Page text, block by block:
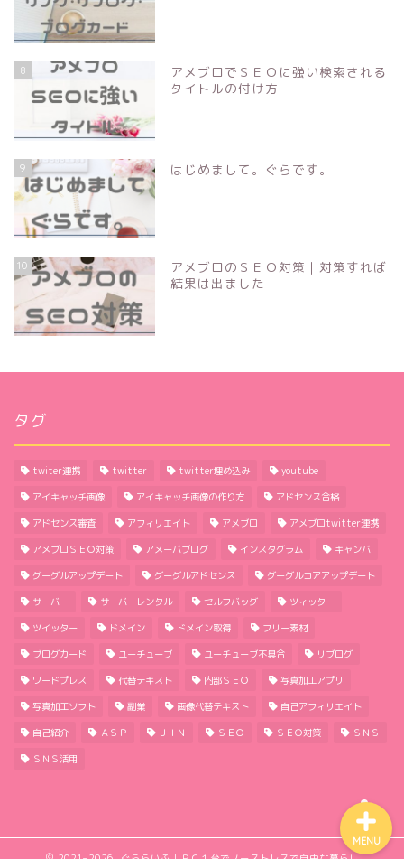
8
アメブロでＳＥＯに強い検索される
タイトルの付け方
9 はじめまして。ぐらです。
10
アメブロのＳＥＯ対策｜対策すれば
結果は出ました
タグ
twiter連携 twitter twitter埋め込み youtube
アイキャッチ画像 アイキャッチ画像の作り方 アドセンス合格
アドセンス審査 アフィリエイト アメブロ アメブロtwitter連携
アメブロＳＥＯ対策 アメーバブログ インスタグラム キャンバ
グーグルアップデート グーグルアドセンス グーグルコアアップデート
サーバー サーバーレンタル セルフバッグ ツィッター
ツイッター ドメイン ドメイン取得 フリー素材
ブログカード ユーチューブ ユーチューブ不具合 リブログ
ワードプレス 代替テキスト 内部ＳＥＯ 写真加工アプリ
写真加工ソフト 副業 画像代替テキスト 自己アフィリエイト
自己紹介 ＡＳＰ ＪＩＮ ＳＥＯ ＳＥＯ対策 ＳＮＳ
ＳＮＳ活用
MENU
わたしのこと
サイトマップ
プライバシーポリシー